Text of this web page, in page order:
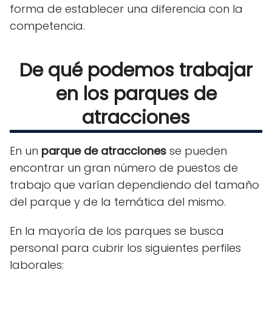
forma de establecer una diferencia con la
competencia.
De qué podemos trabajar
en los parques de
atracciones
En un parque de atracciones se pueden
encontrar un gran número de puestos de
trabajo que varían dependiendo del tamaño
del parque y de la temática del mismo.
En la mayoría de los parques se busca
personal para cubrir los siguientes perfiles
laborales: